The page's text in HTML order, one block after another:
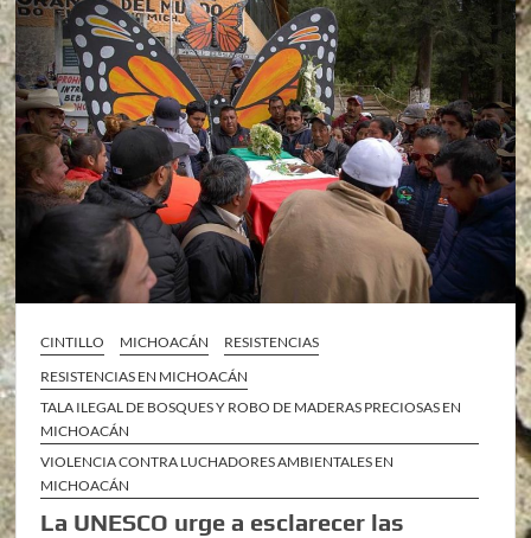
CINTILLO MICHOACÁN
RESISTENCIAS
RESISTENCIAS EN MICHOACÁN
TALA ILEGAL DE BOSQUES Y ROBO DE MADERAS PRECIOSAS EN
MICHOACÁN
VIOLENCIA CONTRA LUCHADORES AMBIENTALES EN
MICHOACÁN
La UNESCO urge a esclarecer las